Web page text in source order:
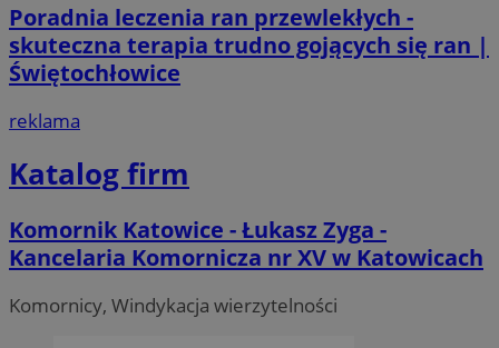
Poradnia leczenia ran przewlekłych -
skuteczna terapia trudno gojących się ran |
Świętochłowice
reklama
Katalog firm
Komornik Katowice - Łukasz Zyga -
Kancelaria Komornicza nr XV w Katowicach
Komornicy, Windykacja wierzytelności